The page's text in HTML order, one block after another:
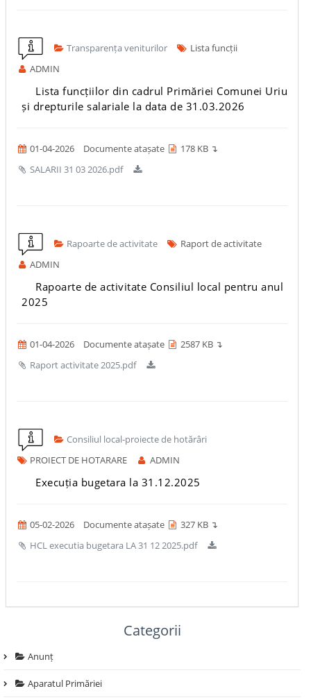
Transparența veniturilor
Lista funcții
ADMIN
Lista funcțiilor din cadrul Primăriei Comunei Uriu
și drepturile salariale la data de 31.03.2026
01-04-2026 Documente atașate
178 KB ↴
SALARII 31 03 2026.pdf
Rapoarte de activitate
Raport de activitate
ADMIN
Rapoarte de activitate Consiliul local pentru anul
2025
01-04-2026 Documente atașate
2587 KB ↴
Raport activitate 2025.pdf
Consiliul local-proiecte de hotărâri
PROIECT DE HOTARARE
ADMIN
Execuția bugetara la 31.12.2025
05-02-2026 Documente atașate
327 KB ↴
HCL executia bugetara LA 31 12 2025.pdf
Categorii
Anunț
Aparatul Primăriei